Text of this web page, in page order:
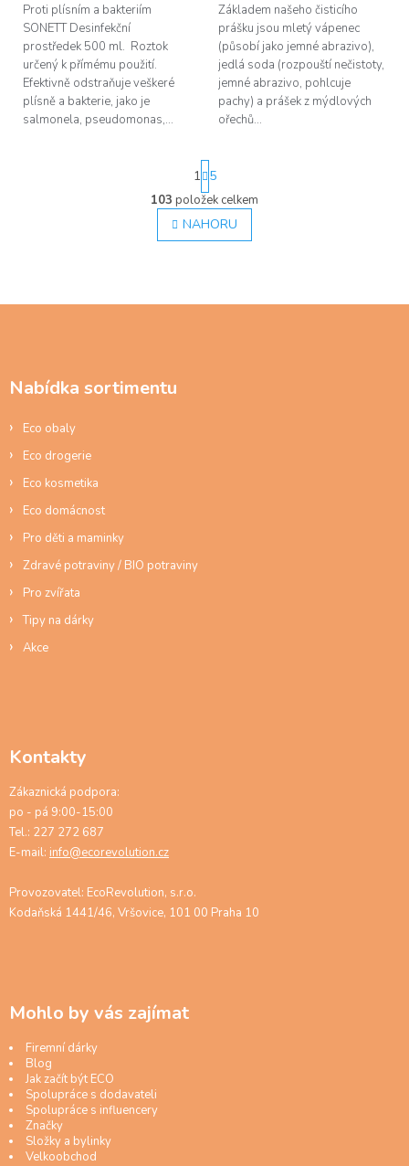
Proti plísním a bakteriím
SONETT Desinfekční
prostředek 500 ml. Roztok
určený k přímému použití.
Efektivně odstraňuje veškeré
plísně a bakterie, jako je
salmonela, pseudomonas,...
Základem našeho čisticího
prášku jsou mletý vápenec
(působí jako jemné abrazivo),
jedlá soda (rozpouští nečistoty,
jemné abrazivo, pohlcuje
pachy) a prášek z mýdlových
ořechů...
O
v
l
S
t
r
á
n
k
n
1 5
103 položek celkem
NAHORU
Nabídka sortimentu
Eco obaly
Eco drogerie
Eco kosmetika
Eco domácnost
Pro děti a maminky
Zdravé potraviny / BIO potraviny
Pro zvířata
Tipy na dárky
Akce
Kontakty
Zákaznická podpora:
po - pá 9:00-15:00
Tel.: 227 272 687
E-mail: info@ecorevolution.cz
Provozovatel: EcoRevolution, s.r.o.
Kodaňská 1441/46, Vršovice, 101 00 Praha 10
Mohlo by vás zajímat
Firemní dárky
Blog
Jak začít být ECO
Spolupráce s dodavateli
Spolupráce s influencery
Značky
Složky a bylinky
Velkoobchod